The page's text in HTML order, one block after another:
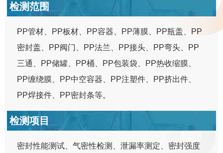
检测范围
PP管材、PP板材、PP容器、PP薄膜、PP瓶盖、PP
密封盖、PP阀门、PP法兰、PP接头、PP弯头、PP
三通、PP储罐、PP桶、PP包装袋、PP热收缩膜、
PP缠绕膜、PP中空容器、PP注塑件、PP挤出件、
PP焊接件、PP密封条等。
检测项目
密封性能测试、气密性检测、泄漏率测定、密封强度